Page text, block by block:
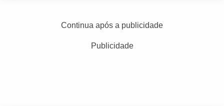
Continua após a publicidade
Publicidade